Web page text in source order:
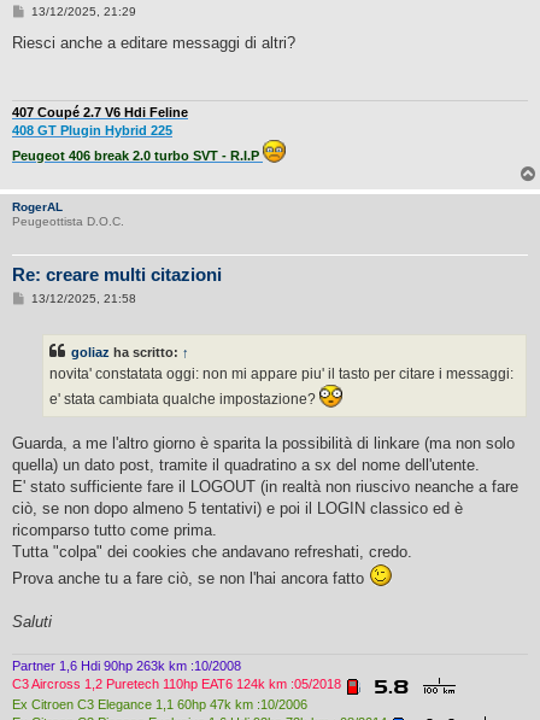
M
s
i
o
13/12/2025, 21:29
Riesci anche a editare messaggi di altri?
407 Coupé 2.7 V6 Hdi Feline
408 GT Plugin Hybrid 225
Peugeot 406 break 2.0 turbo SVT - R.I.P
RogerAL
Peugeottista D.O.C.
Re: creare multi citazioni
M13/12/2025, 21:58
goliaz ha scritto: ↑
novita' constatata oggi: non mi appare piu' il tasto per citare i messaggi:
e' stata cambiata qualche impostazione?
Guarda, a me l'altro giorno è sparita la possibilità di linkare (ma non solo
quella) un dato post, tramite il quadratino a sx del nome dell'utente.
E' stato sufficiente fare il LOGOUT (in realtà non riuscivo neanche a fare
ciò, se non dopo almeno 5 tentativi) e poi il LOGIN classico ed è
ricomparso tutto come prima.
Tutta "colpa" dei cookies che andavano refreshati, credo.
Prova anche tu a fare ciò, se non l'hai ancora fatto
Saluti
Partner 1,6 Hdi 90hp 263k km :10/2008
C3 Aircross 1,2 Puretech 110hp EAT6 124k km :05/2018
Ex Citroen C3 Elegance 1,1 60hp 47k km :10/2006